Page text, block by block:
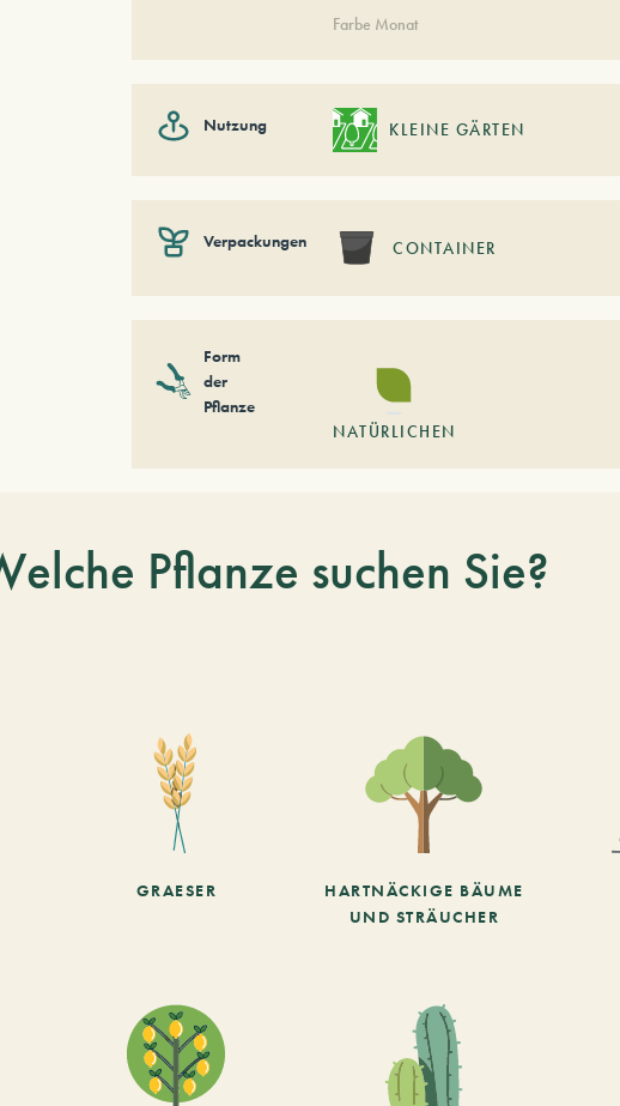
Farbe Monat
Nutzung KLEINE GÄRTEN
Verpackungen CONTAINER
Form
der
Pflanze
NATÜRLICHEN
Pflanze suchen Sie?
GRAESER
HARTNÄCKIGE BÄUME
UND STRÄUCHER